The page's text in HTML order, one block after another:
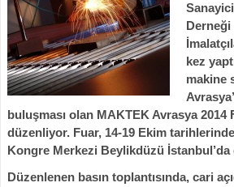
Derneği
kez
makine
buluşması olan MAKTEK Avrasya 2014
düzenliyor. Fuar, 14-19 Ekim
Kongre Merkezi Beylikdüzü
Düzenlenen basın toplantısında, cari